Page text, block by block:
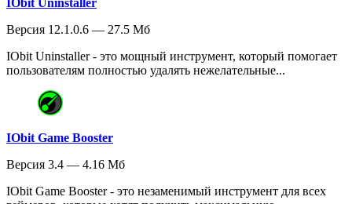
Версия 12.1.0.6 — 27.5 Мб
IObit Uninstaller - это мощный инструмент, который помогает
пользователям полностью удалять нежелательные...
IObit Game Booster
Версия 3.4 — 4.16 Мб
IObit Game Booster - это незаменимый инструмент для всех